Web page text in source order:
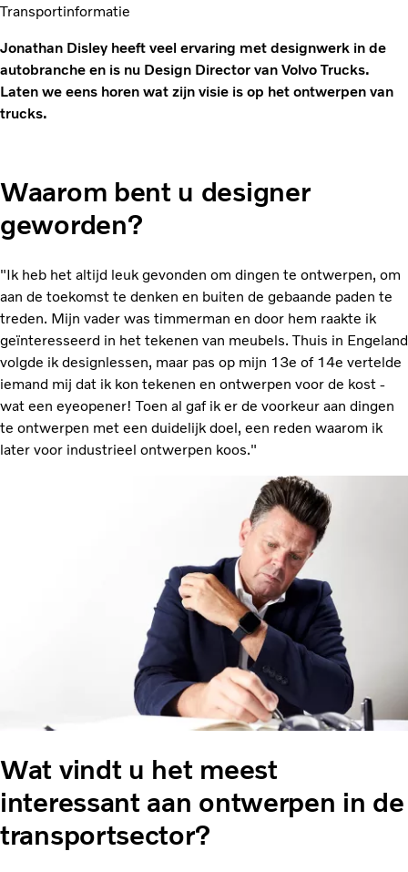
Transportinformatie
Jonathan Disley heeft veel ervaring met designwerk in de
autobranche en is nu Design Director van Volvo Trucks.
Laten we eens horen wat zijn visie is op het ontwerpen van
trucks.
Waarom bent u designer
geworden?
"Ik heb het altijd leuk gevonden om dingen te ontwerpen, om
aan de toekomst te denken en buiten de gebaande paden te
treden. Mijn vader was timmerman en door hem raakte ik
geïnteresseerd in het tekenen van meubels. Thuis in Engeland
volgde ik designlessen, maar pas op mijn 13e of 14e vertelde
iemand mij dat ik kon tekenen en ontwerpen voor de kost -
wat een eyeopener! Toen al gaf ik er de voorkeur aan dingen
te ontwerpen met een duidelijk doel, een reden waarom ik
later voor industrieel ontwerpen koos."
Wat vindt u het meest
interessant aan ontwerpen in de
transportsector?